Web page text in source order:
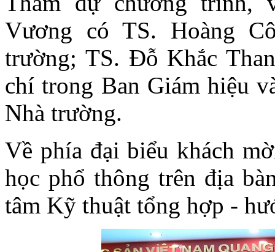
Vương có TS. Hoàng
trường; TS. Đỗ Khắc
chí trong Ban Giám hiệu
Nhà trường.
Về phía đại biểu khách
học phổ thông trên địa
tâm Kỹ thuật tổng hợp -